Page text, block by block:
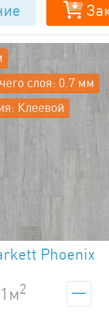
слоя: 0.7 мм
Клеевой
Phoenix
2